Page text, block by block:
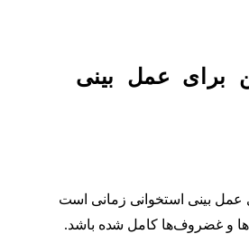
برای عمل بینی
عمل بینی استخوانی زمانی است
و غضروف‌ها کامل شده باشد.